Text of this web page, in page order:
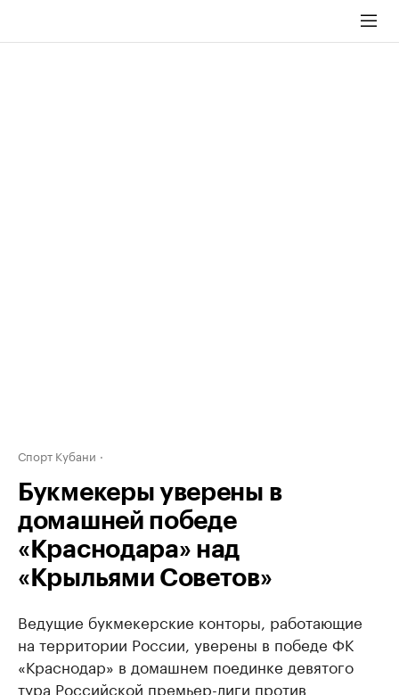
Спорт Кубани
Букмекеры уверены в
домашней победе
«Краснодара» над
«Крыльями Советов»
Ведущие букмекерские конторы, работающие
на территории России, уверены в победе ФК
«Краснодар» в домашнем поединке девятого
тура Российской премьер-лиги против